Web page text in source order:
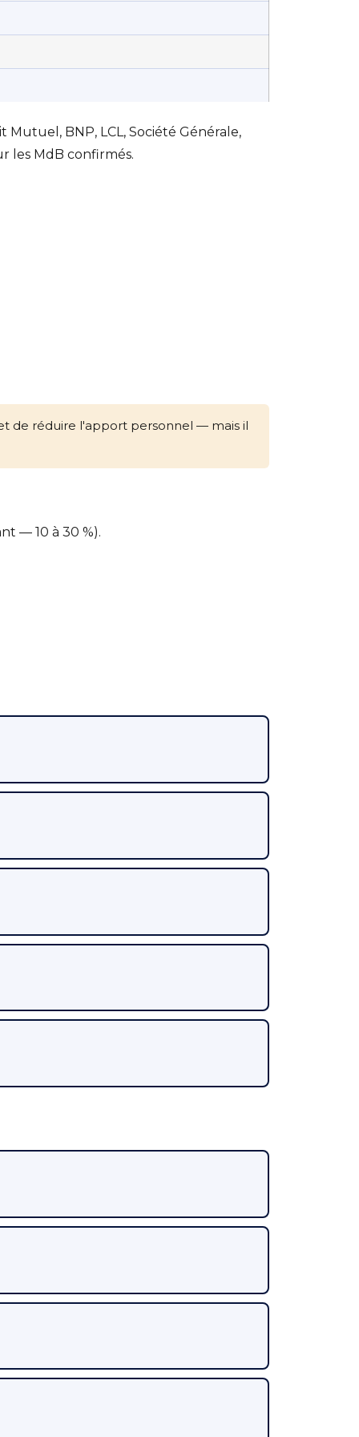
BNP, LCL, Société Générale,
les MdB confirmés.
de réduire l'apport personnel — mais il
— 10 à 30 %).